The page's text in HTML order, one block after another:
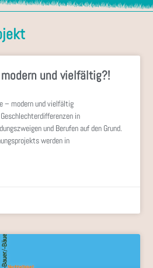
und vielfältig?!
– modern und vielfältig
in
und Berufen auf den Grund.
werden in